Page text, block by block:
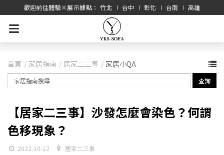
歡迎前往體驗×展示據點： 竹北 ∣ 台中 ∣ 彰化 ∣ 台南 ∣ 高雄
首頁 家居指南 居家二三事 家居小QA
查詢
【居家二三事】沙發怎麼會染色？何謂
色移現象？
2022-10-12 居家二三事